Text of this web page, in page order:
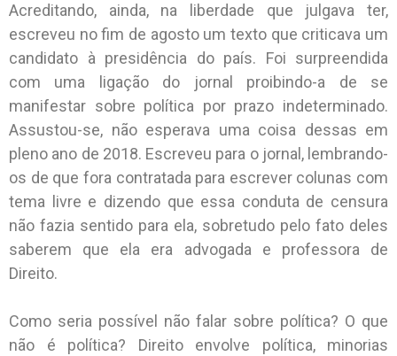
Acreditando, ainda, na liberdade que julgava ter,
escreveu no fim de agosto um texto que criticava um
candidato à presidência do país. Foi surpreendida
com uma ligação do jornal proibindo-a de se
manifestar sobre política por prazo indeterminado.
Assustou-se, não esperava uma coisa dessas em
pleno ano de 2018. Escreveu para o jornal, lembrando-
os de que fora contratada para escrever colunas com
tema livre e dizendo que essa conduta de censura
não fazia sentido para ela, sobretudo pelo fato deles
saberem que ela era advogada e professora de
Direito.
Como seria possível não falar sobre política? O que
não é política? Direito envolve política, minorias